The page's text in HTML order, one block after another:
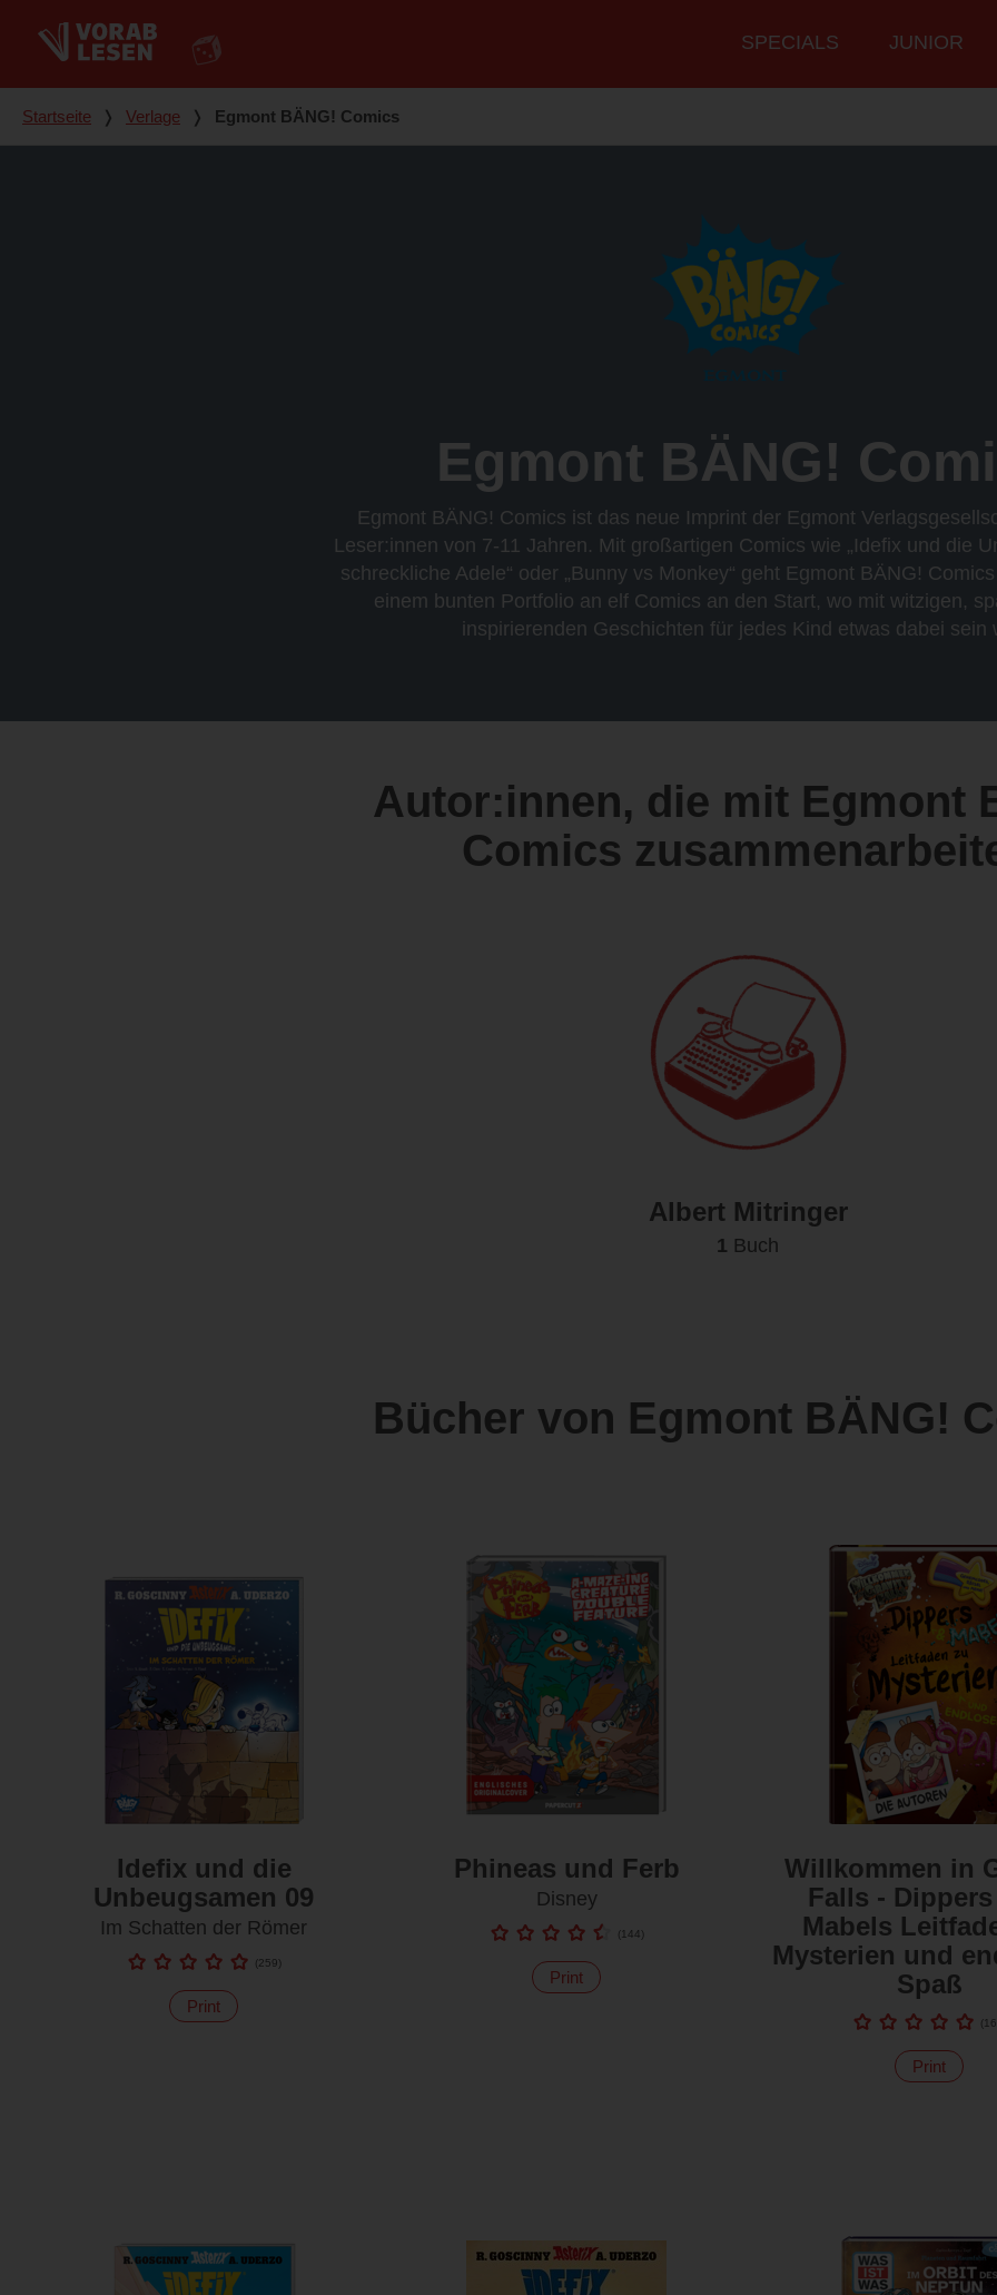
Hauptmenü
SPECIALS JUNIOR
Du bist hier
Startseite ❭ Verlage ❭ Egmont BÄNG! Comics
Egmont BÄNG!
Egmont BÄNG! Comics ist das neue Imprint der Egmont
Leser:innen von 7-11 Jahren. Mit großartigen Comics wie „Idefix und die
schreckliche Adele“ oder „Bunny vs Monkey“ geht Egmont BÄNG!
einem bunten Portfolio an elf Comics an den Start, wo mit witzigen,
inspirierenden Geschichten für jedes Kind etwas dabei sein
Autor:innen, die mit Egmont
Comics
Albert Mitringer
1 Buch
Bücher von Egmont BÄNG!
Idefix und die
Unbeugsamen 09
Im Schatten der Römer
(259)
Print
Phineas und Ferb
Disney
(144)
Print
Willkommen in
Falls -
Mabels
Mysterien und
Spaß
(
Print